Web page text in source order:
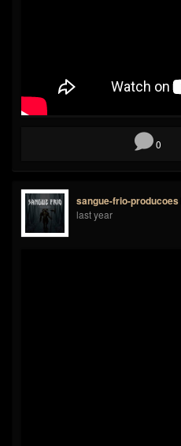
0
sangue-frio-producoes
last year